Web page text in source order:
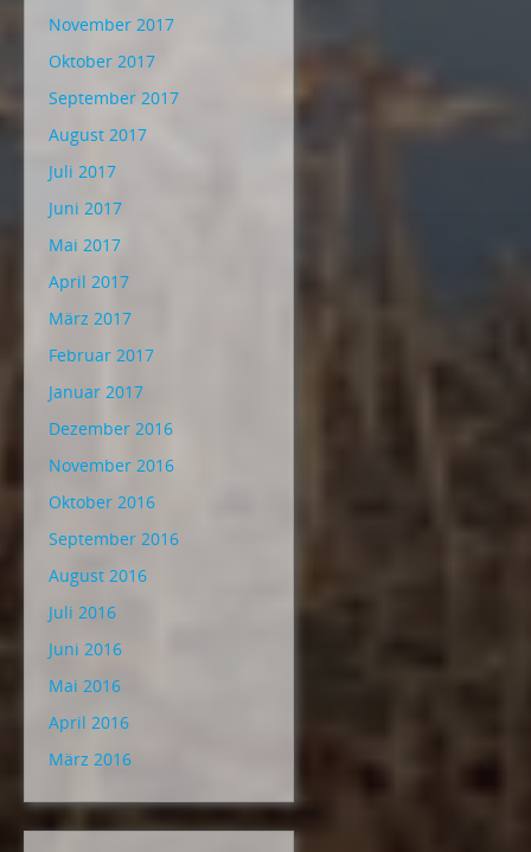
November 2017
Oktober 2017
September 2017
August 2017
Juli 2017
Juni 2017
Mai 2017
April 2017
März 2017
Februar 2017
Januar 2017
Dezember 2016
November 2016
Oktober 2016
September 2016
August 2016
Juli 2016
Juni 2016
Mai 2016
April 2016
März 2016